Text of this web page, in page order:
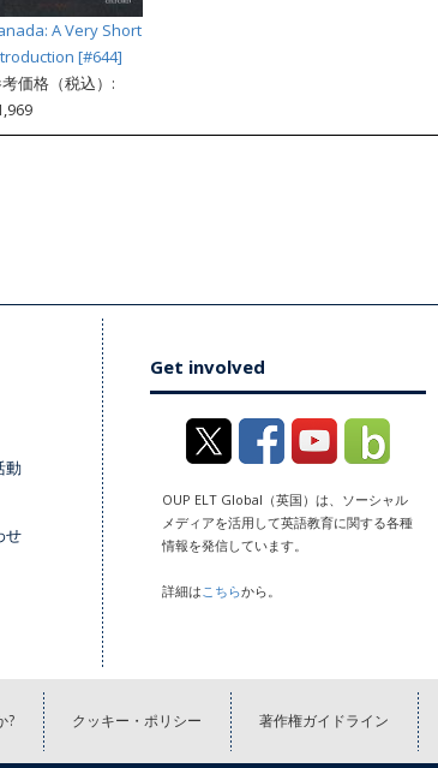
A Very Short
[#644]
価格（税込）:
動
せ
Get involved
OUP ELT Global（英国）は、ソーシャル
メディアを活用して英語教育に関する各種
情報を発信しています。
詳細はこちらから。
? クッキー・ポリシー 著作権ガイドライン